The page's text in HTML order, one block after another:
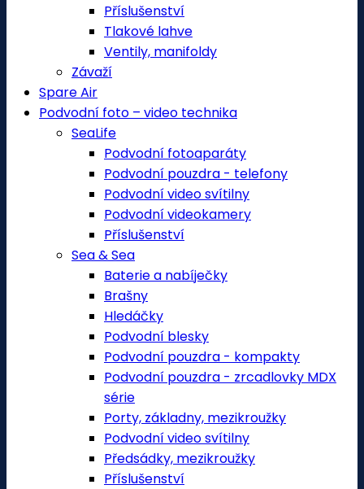
Příslušenství
Tlakové lahve
Ventily, manifoldy
Závaží
Spare Air
Podvodní foto – video technika
SeaLife
Podvodní fotoaparáty
Podvodní pouzdra - telefony
Podvodní video svítilny
Podvodní videokamery
Příslušenství
Sea & Sea
Baterie a nabíječky
Brašny
Hledáčky
Podvodní blesky
Podvodní pouzdra - kompakty
Podvodní pouzdra - zrcadlovky MDX
série
Porty, základny, mezikroužky
Podvodní video svítilny
Předsádky, mezikroužky
Příslušenství